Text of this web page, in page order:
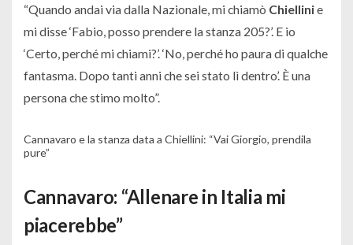
“Quando andai via dalla Nazionale, mi chiamò Chiellinie
mi disse ‘Fabio, posso prendere la stanza 205?’. E io
‘Certo, perché mi chiami?’. ‘No, perché ho paura di qualche
fantasma. Dopo tanti anni che sei stato lì dentro’. È una
persona che stimo molto”.
Cannavaro e la stanza data a Chiellini: “Vai Giorgio, prendila
pure”
Cannavaro: “Allenare in Italia mi
piacerebbe”